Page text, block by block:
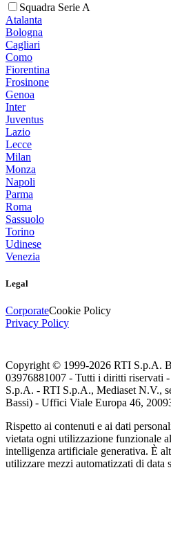
Squadra Serie A
Atalanta
Bologna
Cagliari
Como
Fiorentina
Frosinone
Genoa
Inter
Juventus
Lazio
Lecce
Milan
Monza
Napoli
Parma
Roma
Sassuolo
Torino
Udinese
Venezia
Legal
CorporateCookie Policy
Privacy Policy
Copyright © 1999-2026 RTI S.p.A.
03976881007 - Tutti i diritti riservati
S.p.A. - RTI S.p.A., Mediaset N.V.,
Bassi) - Uffici Viale Europa 46,
Rispetto ai contenuti e ai dati
vietata ogni utilizzazione funzionale
intelligenza artificiale generativa. È
utilizzare mezzi automatizzati di data